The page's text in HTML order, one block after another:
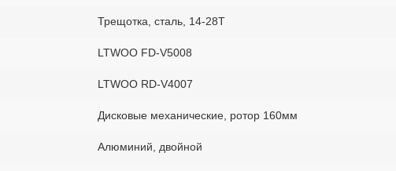
Трещотка, сталь, 14-28Т
LTWOO FD-V5008
LTWOO RD-V4007
Дисковые механические, ротор 160мм
Алюминий, двойной